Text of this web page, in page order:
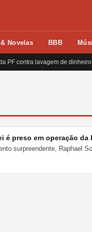
Novelas BBB
PF contra lavagem de dinheiro
é preso em operação
surpreendente, Raphael